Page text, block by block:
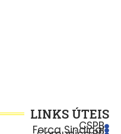
LINKS ÚTEIS
CSPB
Força Sindical